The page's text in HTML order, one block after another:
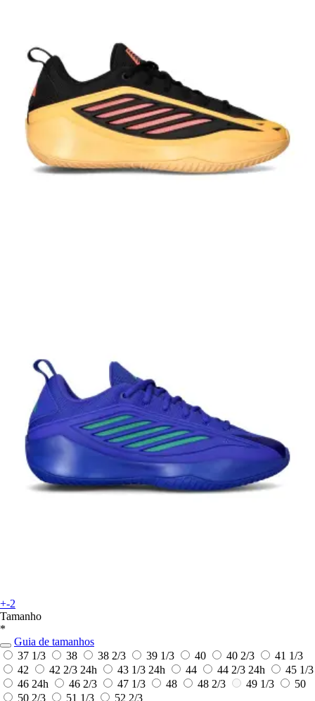
+-2
Tamanho
*
Guia de tamanhos
37 1/3
38 38 2/3 39 1/3 40 40 2/3
41 1/3
42
42 2/3 24h 43 1/3 24h 44 44 2/3 24h
45 1/3
46 24h 46 2/3 47 1/3 48 48 2/3 49 1/3
50
50 2/3
51 1/3 52 2/3